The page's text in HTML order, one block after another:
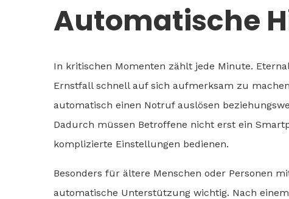
Automatische
In kritischen Momenten zählt jede Minute.
Ernstfall schnell auf sich aufmerksam zu
automatisch einen Notruf auslösen
Dadurch müssen Betroffene nicht erst ein
komplizierte Einstellungen bedienen.
Besonders für ältere Menschen oder Personen
automatische Unterstützung wichtig. Nach